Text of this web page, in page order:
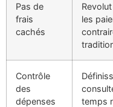
Pas de
frais
cachés
les
Contrôle
des
dépenses
temps